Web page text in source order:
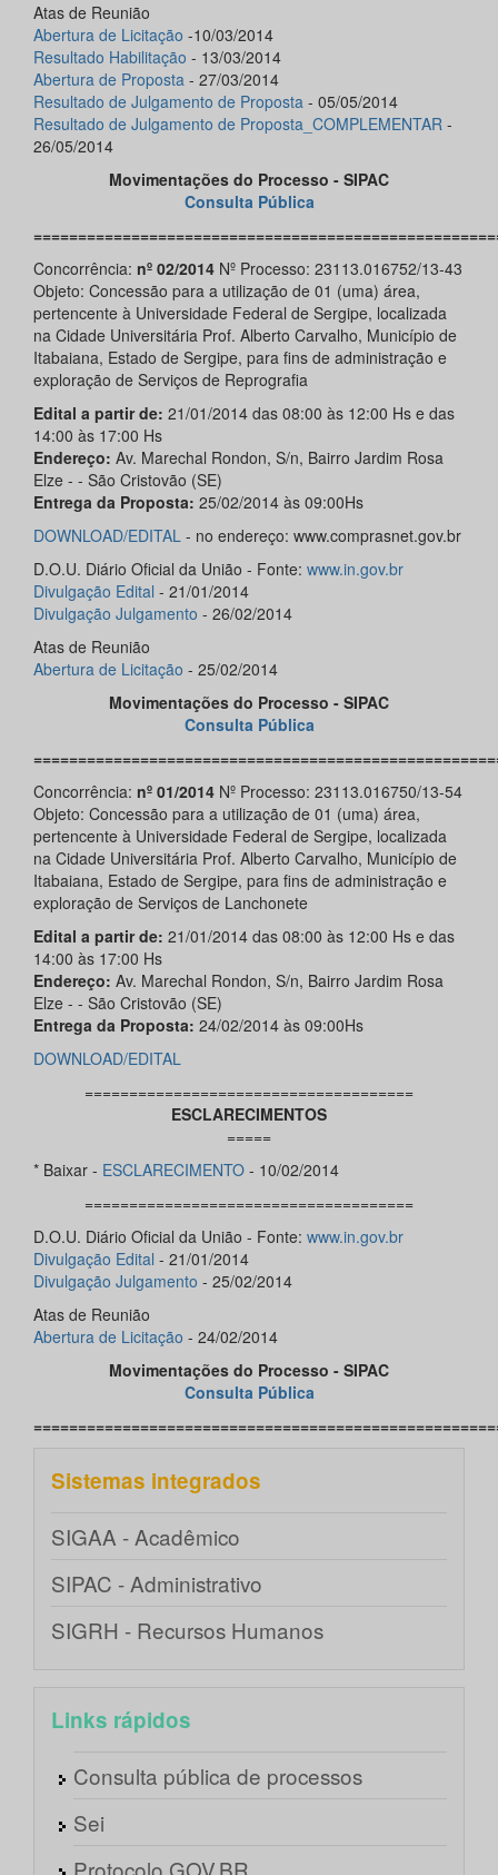
Atas de Reunião
Abertura de Licitação -10/03/2014
Resultado Habilitação - 13/03/2014
Abertura de Proposta - 27/03/2014
Resultado de Julgamento de Proposta - 05/05/2014
Resultado de Julgamento de Proposta_COMPLEMENTAR -
26/05/2014
Movimentações do Processo - SIPAC
Consulta Pública
Concorrência: nº 02/2014 Nº Processo: 23113.016752/13-43
Objeto: Concessão para a utilização de 01 (uma) área,
pertencente à Universidade Federal de Sergipe, localizada
na Cidade Universitária Prof. Alberto Carvalho, Município de
Itabaiana, Estado de Sergipe, para fins de administração e
exploração de Serviços de Reprografia
Edital a partir de: 21/01/2014 das 08:00 às 12:00 Hs e das
14:00 às 17:00 Hs
Endereço: Av. Marechal Rondon, S/n, Bairro Jardim Rosa
Elze - - São Cristovão (SE)
Entrega da Proposta: 25/02/2014 às 09:00Hs
DOWNLOAD/EDITAL - no endereço: www.comprasnet.gov.br
D.O.U. Diário Oficial da União - Fonte: www.in.gov.br
Divulgação Edital - 21/01/2014
Divulgação Julgamento - 26/02/2014
Atas de Reunião
Abertura de Licitação - 25/02/2014
Movimentações do Processo - SIPAC
Consulta Pública
Concorrência: nº 01/2014 Nº Processo: 23113.016750/13-54
Objeto: Concessão para a utilização de 01 (uma) área,
pertencente à Universidade Federal de Sergipe, localizada
na Cidade Universitária Prof. Alberto Carvalho, Município de
Itabaiana, Estado de Sergipe, para fins de administração e
exploração de Serviços de Lanchonete
Edital a partir de: 21/01/2014 das 08:00 às 12:00 Hs e das
14:00 às 17:00 Hs
Endereço: Av. Marechal Rondon, S/n, Bairro Jardim Rosa
Elze - - São Cristovão (SE)
Entrega da Proposta: 24/02/2014 às 09:00Hs
DOWNLOAD/EDITAL
=====================================
ESCLARECIMENTOS
=====
* Baixar - ESCLARECIMENTO - 10/02/2014
=====================================
D.O.U. Diário Oficial da União - Fonte: www.in.gov.br
Divulgação Edital - 21/01/2014
Divulgação Julgamento - 25/02/2014
Atas de Reunião
Abertura de Licitação - 24/02/2014
Movimentações do Processo - SIPAC
Consulta Pública
Sistemas integrados
SIGAA - Acadêmico
SIPAC - Administrativo
SIGRH - Recursos Humanos
Links rápidos
Consulta pública de processos
Sei